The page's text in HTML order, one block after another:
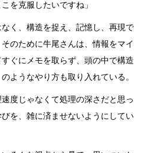
を克服したいですね」
く、構造を捉え、記憶し、再現で
のために牛尾さんは、情報をマイ
ぐにメモを取らず、頭の中で構造
ようなやり方も取り入れている。
度じゃなくて処理の深さだと思っ
を、雑に済ませないようにしてい